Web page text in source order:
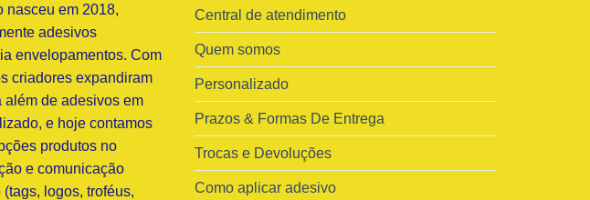
nasceu em 2018,
adesivos
envelopamentos. Com
criadores expandiram
além de adesivos em
e hoje contamos
produtos no
e comunicação
logos, troféus,
Central de atendimento
Quem somos
Personalizado
Prazos & Formas De Entrega
Trocas e Devoluções
Como aplicar adesivo